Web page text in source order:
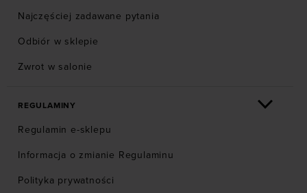
Najczęściej zadawane pytania
Odbiór w sklepie
Zwrot w salonie
REGULAMINY
Regulamin e-sklepu
Informacja o zmianie Regulaminu
Polityka prywatności